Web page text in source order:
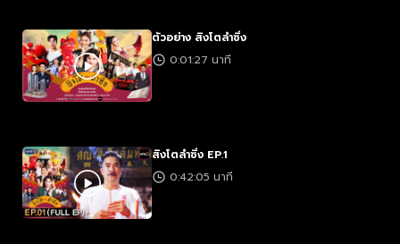
ตัวอย่าง สิงโตลำซิ่ง
0:01:27 นาที
สิงโตลำซิ่ง EP.1
0:42:05 นาที